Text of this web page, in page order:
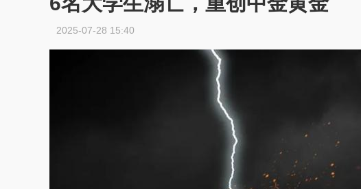
2025-07-28 15:40